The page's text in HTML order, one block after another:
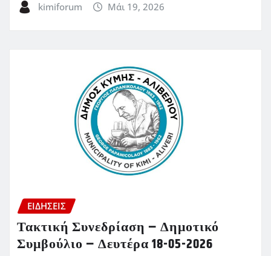
kimiforum Μάι 19, 2026
ΕΙΔΗΣΕΙΣ
Τακτική Συνεδρίαση – Δημοτικό
Συμβούλιο – Δευτέρα 18-05-2026